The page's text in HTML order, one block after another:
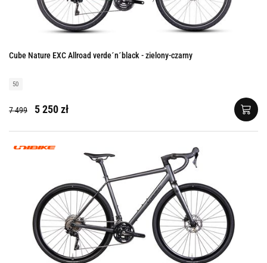
Cube Nature EXC Allroad verde´n´black - zielony-czarny
50
7 499 5 250 zł